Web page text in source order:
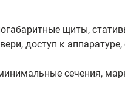
щиты,
доступ к
сечения,